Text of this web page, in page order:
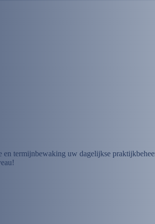
en termijnbewaking uw dagelijkse